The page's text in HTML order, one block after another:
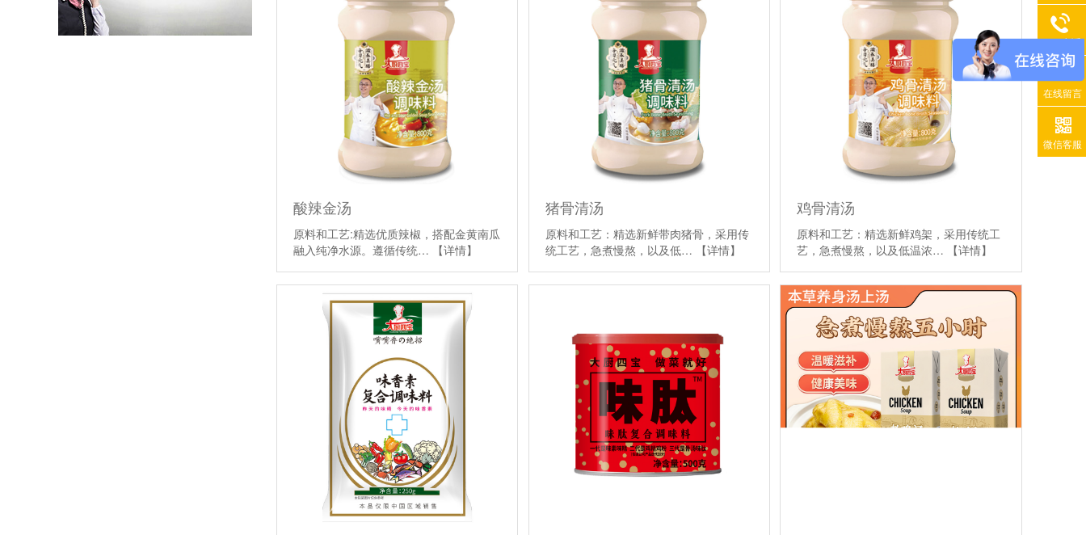
酸辣金汤
原料和工艺:精选优质辣椒，搭配金黄南瓜
融入纯净水源。遵循传统…
【详情】
猪骨清汤
原料和工艺：精选新鲜带肉猪骨，采用传
统工艺，急煮慢熬，以及低…
【详情】
鸡骨清汤
原料和工艺：精选新鲜鸡架，采用传统工
艺，急煮慢熬，以及低温浓…
【详情】
400电话
在线留言
微信客服